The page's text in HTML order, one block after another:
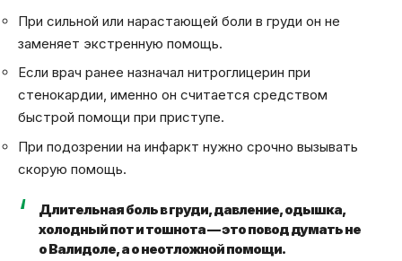
При сильной или нарастающей боли в груди он не
заменяет экстренную помощь.
Если врач ранее назначал нитроглицерин при
стенокардии, именно он считается средством
быстрой помощи при приступе.
При подозрении на инфаркт нужно срочно вызывать
скорую помощь.
Длительная боль в груди, давление, одышка,
холодный пот и тошнота — это повод думать не
о Валидоле, а о неотложной помощи.